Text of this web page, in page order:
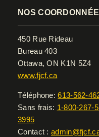
NOS
450 Rue Rideau
Bureau 403
Ottawa, ON K1N 5Z4
www.fjcf.ca
Téléphone:613-562-
Sans frais: 1-800-267-
3995
Contact :